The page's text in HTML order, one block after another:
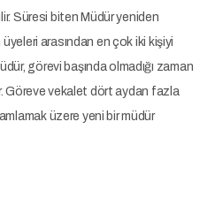
Süresi biten Müdür yeniden
arasından en çok iki kişiyi
görevi başında olmadığı zaman
Göreve vekalet dört aydan fazla
üzere yeni bir müdür